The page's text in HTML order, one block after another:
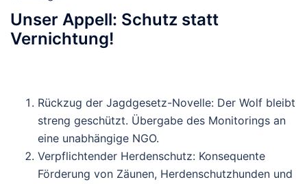
Unser Appell: Schutz statt
Vernichtung!
Rückzug der Jagdgesetz-Novelle: Der Wolf bleibt
streng geschützt. Übergabe des Monitorings an
eine unabhängige NGO.
Verpflichtender Herdenschutz: Konsequente
Förderung von Zäunen, Herdenschutzhunden und